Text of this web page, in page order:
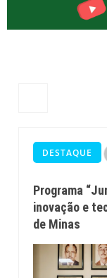
DESTAQUE
Programa
inovação e
de Minas